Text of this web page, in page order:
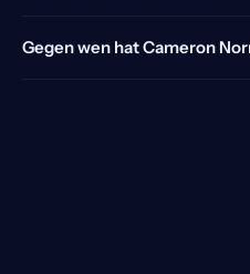
Gegen wen hat Cameron